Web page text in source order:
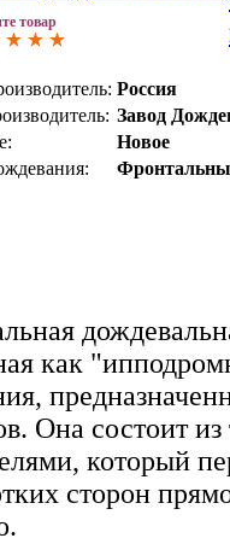
товар
Россия
Завод
Новое
как
Она состоит
который
сторон